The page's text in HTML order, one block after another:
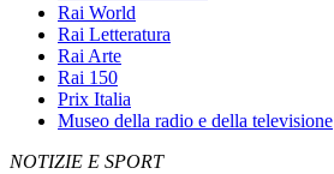
Rai World
Rai Letteratura
Rai Arte
Rai 150
Prix Italia
Museo della radio e della televisione
NOTIZIE E SPORT